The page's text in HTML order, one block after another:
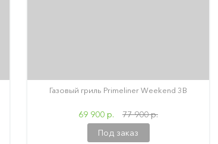
Газовый гриль Primeliner Weekend 3B
69 900 р.
77 900 р.
Под заказ